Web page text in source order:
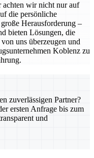
wir nicht nur auf
die persönliche
Herausforderung –
bieten Lösungen, die
uns überzeugen und
Koblenz zu
zuverlässigen Partner?
ersten Anfrage bis zum
und